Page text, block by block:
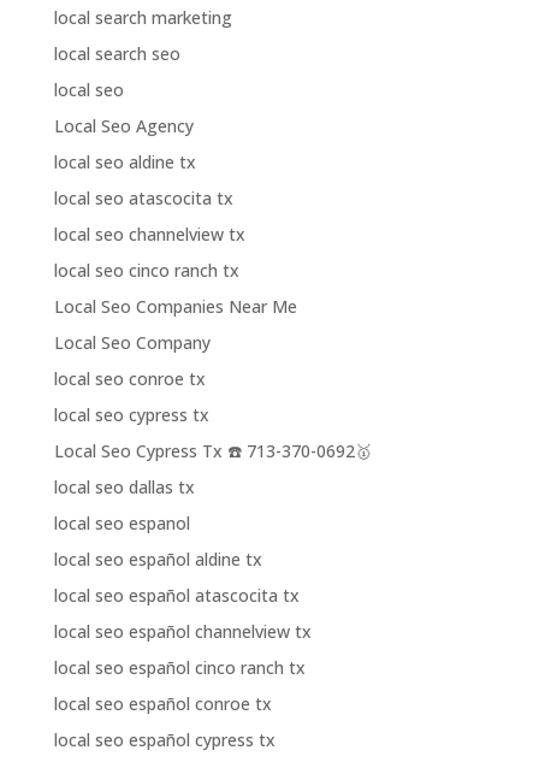
local search marketing
local search seo
local seo
Local Seo Agency
local seo aldine tx
local seo atascocita tx
local seo channelview tx
local seo cinco ranch tx
Local Seo Companies Near Me
Local Seo Company
local seo conroe tx
local seo cypress tx
Local Seo Cypress Tx ☎️ 713-370-0692🥇
local seo dallas tx
local seo espanol
local seo español aldine tx
local seo español atascocita tx
local seo español channelview tx
local seo español cinco ranch tx
local seo español conroe tx
local seo español cypress tx